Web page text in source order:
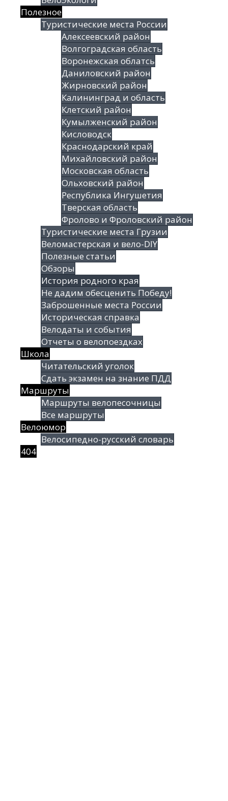
Полезное
Туристические места России
Алексеевский район
Волгоградская облаcть
Воронежская облатсь
Даниловский район
Жирновский район
Калининград и область
Клетский район
Кумылженский район
Кисловодск
Краснодарский край
Михайловский район
Московская область
Ольховский район
Республика Ингушетия
Тверская область
Фролово и Фроловский район
Туристические места Грузии
Веломастерская и вело-DIY
Полезные статьи
Обзоры
История родного края
Не дадим обесценить Победу!
Заброшенные места России
Историческая справка
Велодаты и события
Отчеты о велопоездках
Школа
Читательский уголок
Сдать экзамен на знание ПДД
Маршруты
Маршруты велопесочницы
Все маршруты
Велоюмор
Велосипедно-русский словарь
404